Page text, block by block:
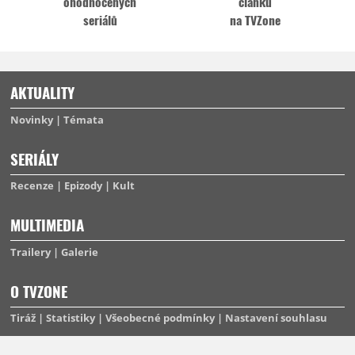
seriálů
na TVZone
AKTUALITY
Novinky Témata
SERIÁLY
Recenze Epizody Kult
MULTIMEDIA
Trailery Galerie
O TVZONE
Tiráž Statistiky Všeobecné podmínky Nastavení souhlasu